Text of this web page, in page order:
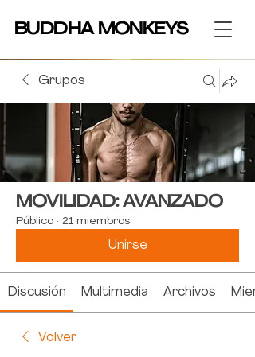
BUDDHA MONKEYS
BUDDHA MONKEYS
Grupos
MOVILIDAD: AVANZADO
Público · 21 miembros
Unirse
Discusión Multimedia Archivos
Volver